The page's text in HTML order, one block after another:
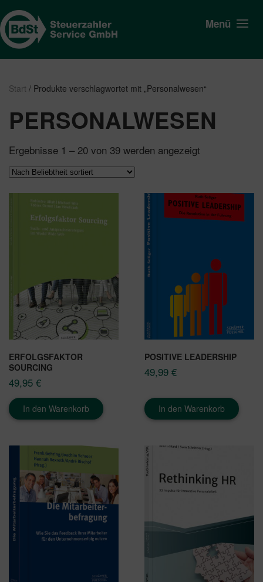
Menü
Start / Produkte verschlagwortet mit „Personalwesen“
PERSONALWESEN
Ergebnisse 1 – 20 von 39 werden angezeigt
ERFOLGSFAKTOR
SOURCING
49,95 €
In den Warenkorb
POSITIVE LEADERSHIP
49,99 €
In den Warenkorb